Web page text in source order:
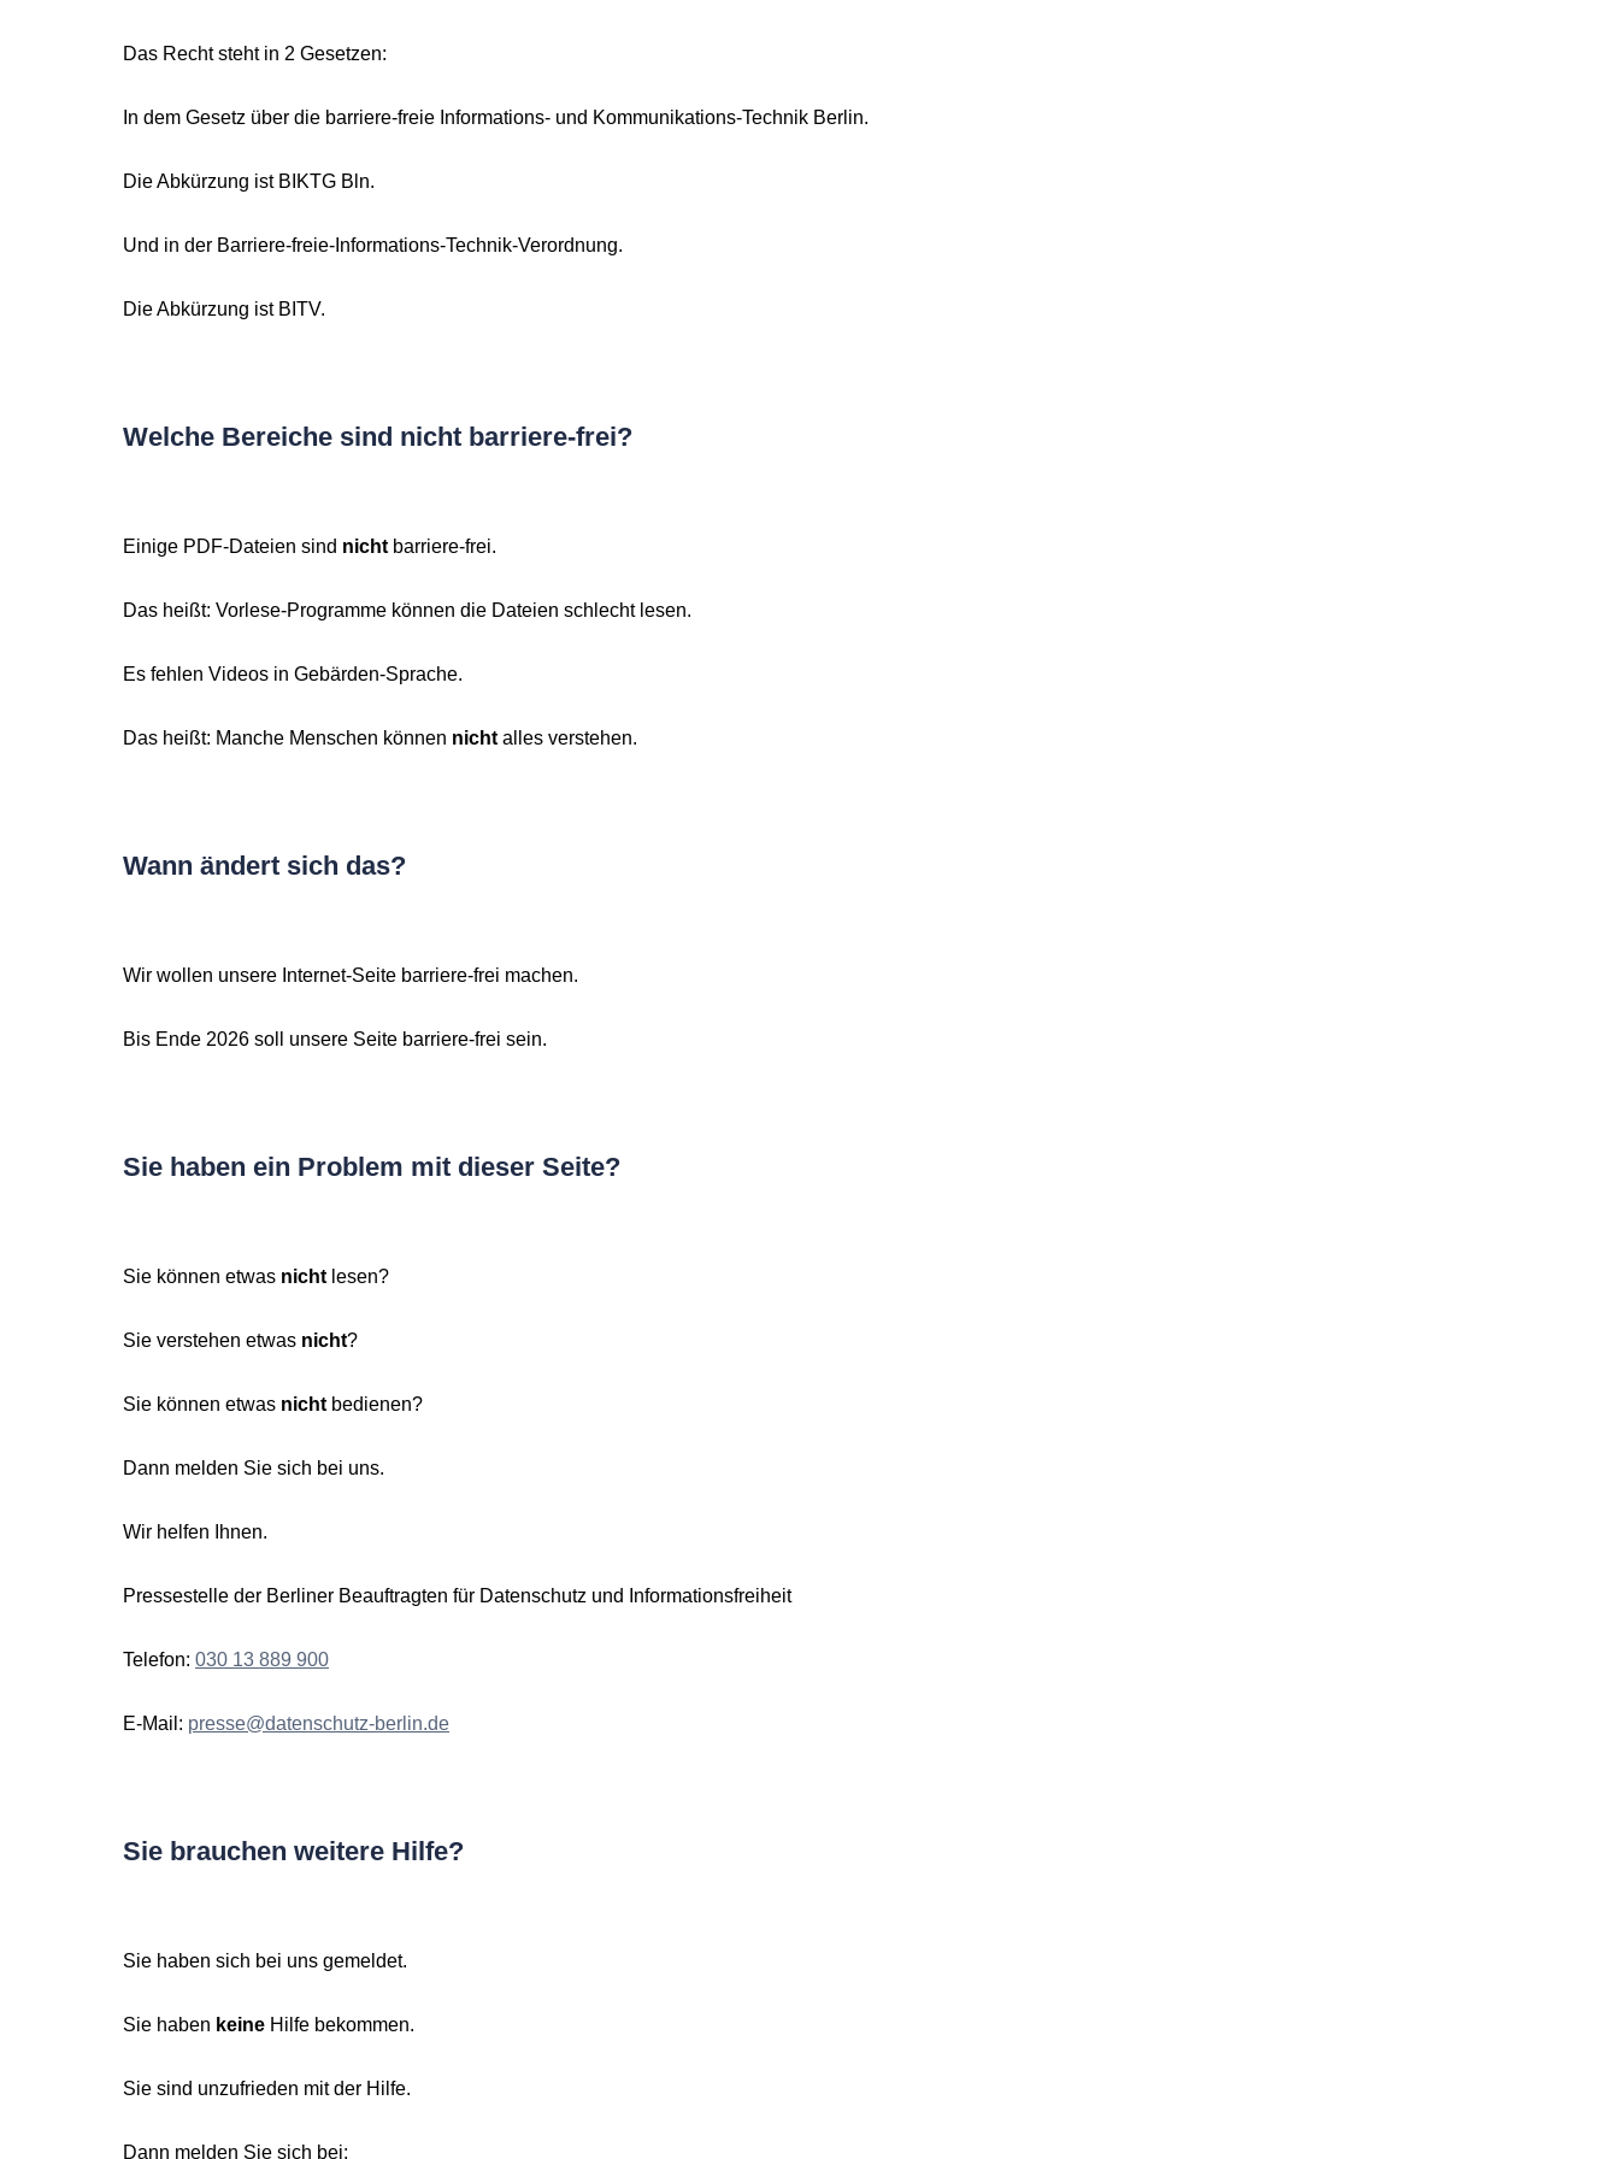
Das Recht steht in 2 Gesetzen:
In dem Gesetz über die barriere-freie Informations- und Kommunikations-Technik Berlin.
Die Abkürzung ist BIKTG Bln.
Und in der Barriere-freie-Informations-Technik-Verordnung.
Die Abkürzung ist BITV.
Welche Bereiche sind nicht barriere-frei?
Einige PDF-Dateien sind nicht barriere-frei.
Das heißt: Vorlese-Programme können die Dateien schlecht lesen.
Es fehlen Videos in Gebärden-Sprache.
Das heißt: Manche Menschen können nicht alles verstehen.
Wann ändert sich das?
Wir wollen unsere Internet-Seite barriere-frei machen.
Bis Ende 2026 soll unsere Seite barriere-frei sein.
Sie haben ein Problem mit dieser Seite?
Sie können etwas nicht lesen?
Sie verstehen etwas nicht?
Sie können etwas nicht bedienen?
Dann melden Sie sich bei uns.
Wir helfen Ihnen.
Pressestelle der Berliner Beauftragten für Datenschutz und Informationsfreiheit
Telefon: 030 13 889 900
E-Mail: presse@datenschutz-berlin.de
Sie brauchen weitere Hilfe?
Sie haben sich bei uns gemeldet.
Sie haben keine Hilfe bekommen.
Sie sind unzufrieden mit der Hilfe.
Dann melden Sie sich bei: